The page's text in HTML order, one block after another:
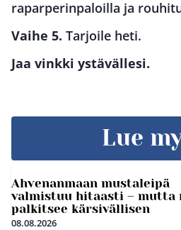
raparperinpaloilla ja
Vaihe 5. Tarjoile heti.
Jaa vinkki ystävällesi.
Lue
Ahvenanmaan mustaleipä
valmistuu hitaasti – mutta
palkitsee kärsivällisen
08.08.2026